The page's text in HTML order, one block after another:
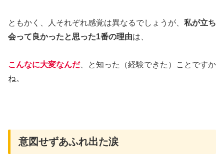
ともかく、人それぞれ感覚は異なるでしょうが、 私が立ち
会って良かったと思った1番の理由は、
こんなに大変なんだ、と知った（経験できた）ことですか
ね。
意図せずあふれ出た涙